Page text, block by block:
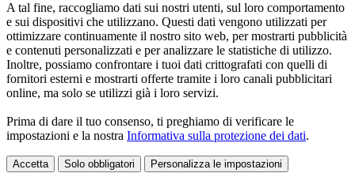
A tal fine, raccogliamo dati sui nostri utenti, sul loro comportamento
e sui dispositivi che utilizzano. Questi dati vengono utilizzati per
ottimizzare continuamente il nostro sito web, per mostrarti pubblicità
e contenuti personalizzati e per analizzare le statistiche di utilizzo.
Inoltre, possiamo confrontare i tuoi dati crittografati con quelli di
fornitori esterni e mostrarti offerte tramite i loro canali pubblicitari
online, ma solo se utilizzi già i loro servizi.
Prima di dare il tuo consenso, ti preghiamo di verificare le
impostazioni e la nostra Informativa sulla protezione dei dati.
Accetta Solo obbligatori Personalizza le impostazioni